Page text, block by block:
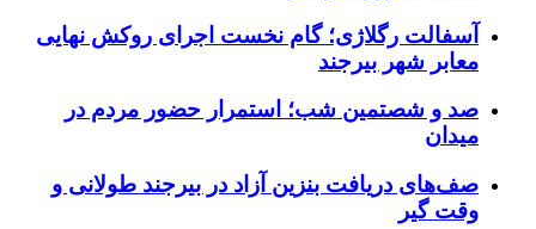
آسفالت رگلاژی؛ گام نخست اجرای روکش نهایی
معابر شهر بیرجند
صد و شصتمین شب؛ استمرار حضور مردم در
میدان
صف‌های دریافت بنزین آزاد در بیرجند طولانی و
وقت گیر